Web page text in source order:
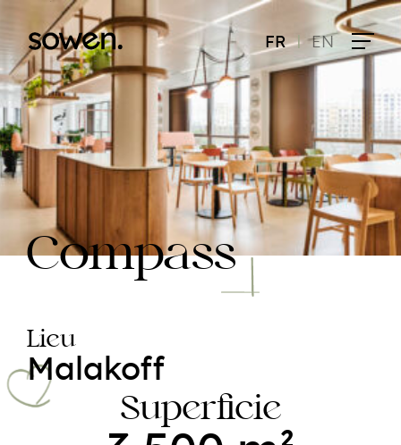
FR | EN
Compass
Lieu
Malakoff
Superficie